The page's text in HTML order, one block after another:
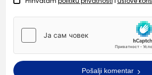
Pošalji komentar